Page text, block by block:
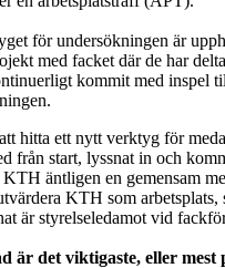
för undersökningen är
med facket där de har
kommit med inspel
hitta ett nytt verktyg för
från start, lyssnat in och
äntligen en gemensam
KTH som arbetsplats,
är styrelseledamot vid
är det viktigaste, eller mest